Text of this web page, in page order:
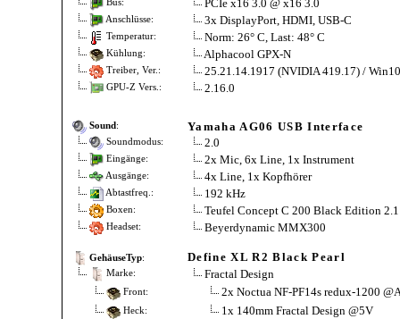
Bus: PCIe x16 3.0 @ x16 3.0
Anschlüsse: 3x DisplayPort, HDMI, USB-C
Temperatur: Norm: 26° C, Last: 48° C
Kühlung: Alphacool GPX-N
Treiber, Ver.: 25.21.14.1917 (NVIDIA 419.17) /
GPU-Z Vers.: 2.16.0
Sound: Yamaha AG06 USB Interface
Soundmodus: 2.0
Eingänge: 2x Mic, 6x Line, 1x Instrument
Ausgänge: 4x Line, 1x Kopfhörer
Abtastfreq.: 192 kHz
Boxen: Teufel Concept C 200 Black Edition 2.1
Headset: Beyerdynamic MMX300
GehäuseTyp: Define XL R2 Black Pearl
Marke: Fractal Design
Front: 2x Noctua NF-PF14s redux-1200
Heck: 1x 140mm Fractal Design @5V